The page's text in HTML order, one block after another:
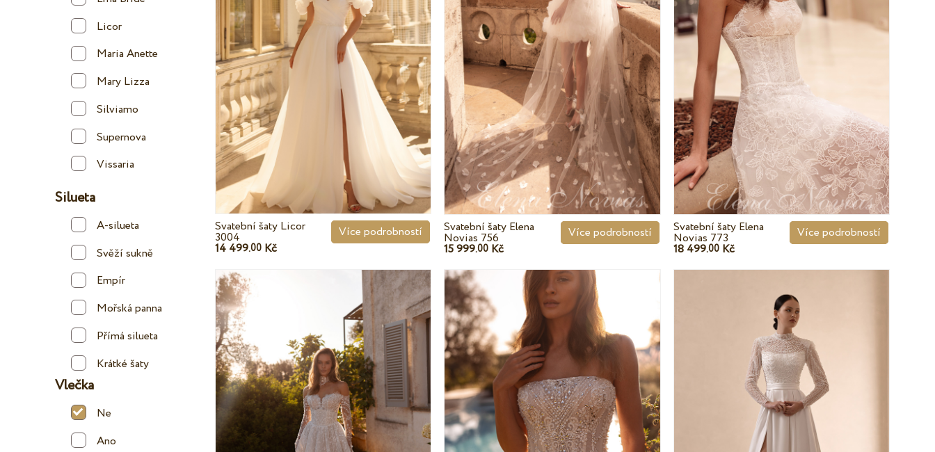
Licor
Maria Anette
Mary Lizza
Silviamo
Supernova
Vissaria
Silueta
A-silueta
Svěží sukně
Empír
Mořská panna
Přímá silueta
Krátké šaty
Vlečka
Ne
Ano
Svatební šaty Licor
3004
14 499.00 Kč
Více podrobností Svatební šaty Elena
Novias 756
15 999.00 Kč
Více podrobností Svatební šaty Elena
Novias 773
18 499.00Kč
Více podrobností